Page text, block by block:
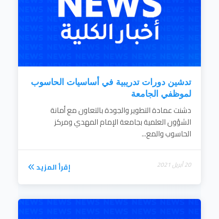
تدشين دورات تدريبية في أساسيات الحاسوب
لموظفي الجامعة
دشنت عمادة التطوير والجودة بالتعاون مع أمانة
الشؤون العلمية بجامعة الإمام المهدي ومركز
الحاسوب والمع...
20 أبريل 2021 إقرأ المزيد